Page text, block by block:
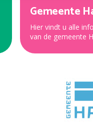
Gemeente
Hier vindt u alle
van de gemeente